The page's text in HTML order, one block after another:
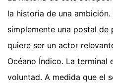
la historia de una
simplemente una postal de
quiere ser un actor
Océano Índico. La terminal
voluntad. A medida que el